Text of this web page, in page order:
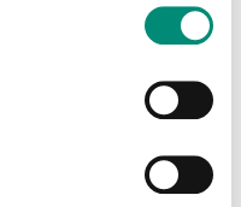
animé par l’OiEau,
pour l’organisation et
en France. Il
par l’ensemble des